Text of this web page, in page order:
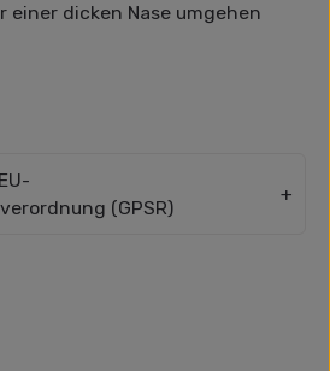
einer dicken Nase umgehen
(GPSR)